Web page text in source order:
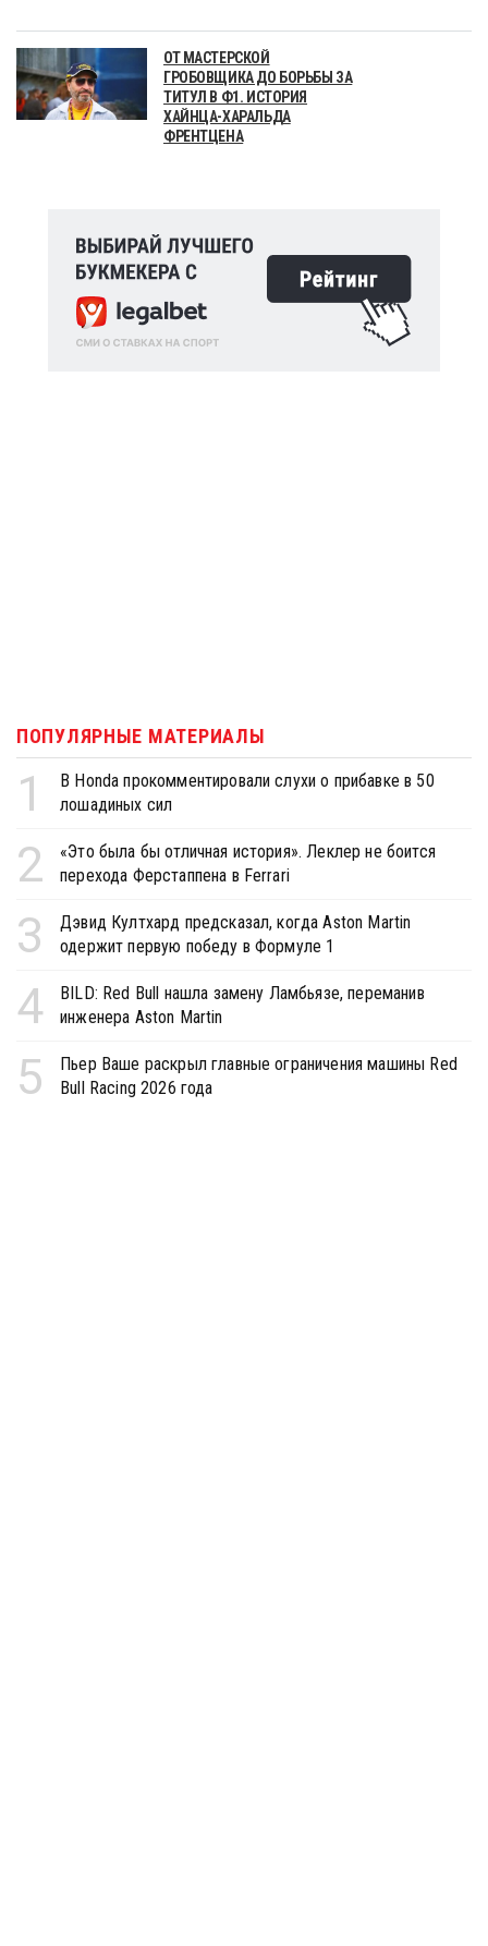
ОТ МАСТЕРСКОЙ
ГРОБОВЩИКА ДО БОРЬБЫ ЗА
ТИТУЛ В Ф1. ИСТОРИЯ
ХАЙНЦА-ХАРАЛЬДА
ФРЕНТЦЕНА
ПОПУЛЯРНЫЕ МАТЕРИАЛЫ
1
В Honda прокомментировали слухи о прибавке в 50
лошадиных сил
2
«Это была бы отличная история». Леклер не боится
перехода Ферстаппена в Ferrari
3
Дэвид Култхард предсказал, когда Aston Martin
одержит первую победу в Формуле 1
4
BILD: Red Bull нашла замену Ламбьязе, переманив
инженера Aston Martin
5
Пьер Ваше раскрыл главные ограничения машины Red
Bull Racing 2026 года